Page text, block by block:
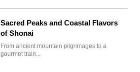
Sacred Peaks and Coastal Flavors
of Shonai
From ancient mountain pilgrimages to a
gourmet train...